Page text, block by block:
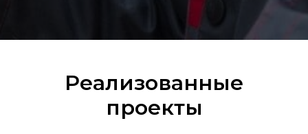
Реализованные
проекты